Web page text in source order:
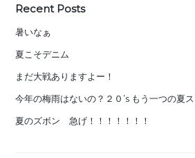
Recent Posts
暑いなぁ
夏こそデニム
まだ大戦ありますよー！
今年の梅雨はないの？２０’s もう一つの夏
夏のズボン 急げ！！！！！！！